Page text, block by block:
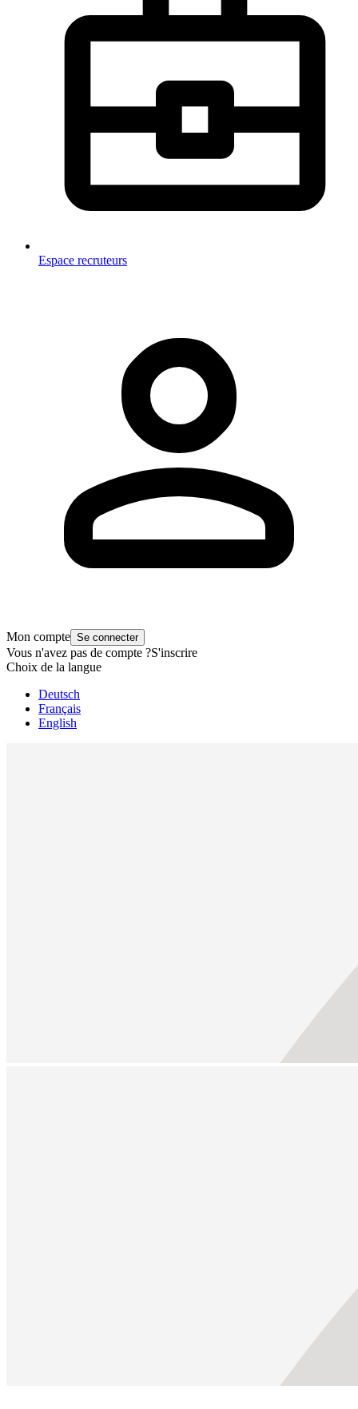
Espace recruteurs
Mon compte Se connecter
Vous n'avez pas de compte ?S'inscrire
Choix de la langue
Deutsch
Français
English